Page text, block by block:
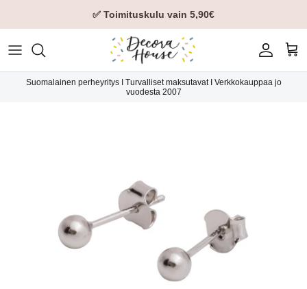
✅ Toimituskulu vain 5,90€
Tili
Suomalainen perheyritys I Turvalliset maksutavat I Verkkokauppaa jo
vuodesta 2007